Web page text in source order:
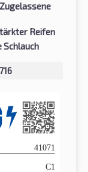
Reifen
Schlauch